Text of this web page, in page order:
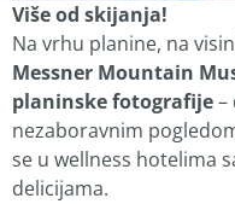
Više od skijanja!
Na vrhu planine, na
Messner Mountain
planinske fotografije–
nezaboravnim
se u wellness hotelima
delicijama.